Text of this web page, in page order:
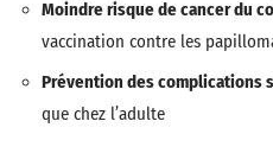
Moindre risque de cancer du
vaccination contre les
Prévention des complications
que chez l’adulte